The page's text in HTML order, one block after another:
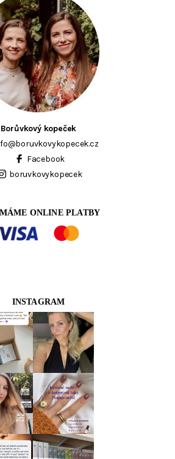
Borůvkový kopeček
@boruvkovykopecek.cz
Facebook
boruvkovykopecek
ONLINE PLATBY
INSTAGRAM